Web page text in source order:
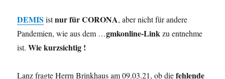
DEMIS istnur für CORONA, aber nicht für andere
Pandemien, wie aus dem …gmkonline-Linkzu entnehme
ist.Wie kurzsichtig !
Lanz fragte Herrn Brinkhaus am 09.03.21, ob diefehlende